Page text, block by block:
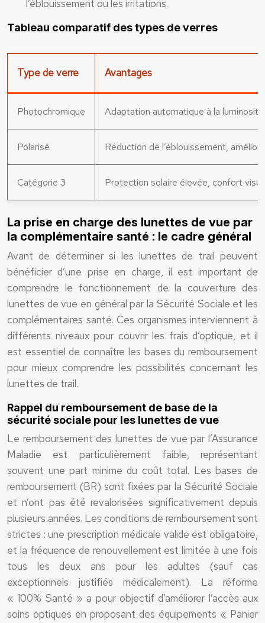
l’éblouissement ou les irritations.
Tableau comparatif des types de verres
Type de verre Avantages
Photochromique Adaptation automatique à la
Polarisé Réduction de l’éblouissement,
Catégorie 3 Protection solaire élevée, confort
La prise en charge des lunettes de vue par
la complémentaire santé : le cadre général
Avant de déterminer si les lunettes de trail peuvent
bénéficier d’une prise en charge, il est important de
comprendre le fonctionnement de la couverture des
lunettes de vue en général par la Sécurité Sociale et les
complémentaires santé. Ces organismes interviennent à
différents niveaux pour couvrir les frais d’optique, et il
est essentiel de connaître les bases du remboursement
pour mieux comprendre les possibilités concernant les
lunettes de trail.
Rappel du remboursement de base de la
sécurité sociale pour les lunettes de vue
Le remboursement des lunettes de vue par l’Assurance
Maladie est particulièrement faible, représentant
souvent une part minime du coût total. Les bases de
remboursement (BR) sont fixées par la Sécurité Sociale
et n’ont pas été revalorisées significativement depuis
plusieurs années. Les conditions de remboursement sont
strictes : une prescription médicale valide est obligatoire,
et la fréquence de renouvellement est limitée à une fois
tous les deux ans pour les adultes (sauf cas
exceptionnels justifiés médicalement). La réforme
« 100% Santé » a pour objectif d’améliorer l’accès aux
soins optiques en proposant des équipements « Panier